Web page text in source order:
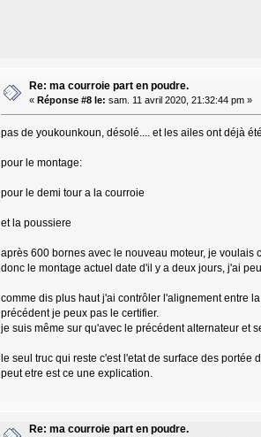
Re: ma courroie part en poudre.
« Réponse #8 le: sam. 11 avril 2020, 21:32:44 pm »
pas de youkounkoun, désolé.... et les ailes ont déjà
pour le montage:
pour le demi tour a la courroie
et la poussiere
après 600 bornes avec le nouveau moteur, je voulais
donc le montage actuel date d'il y a deux jours, j'ai
comme dis plus haut j'ai contrôler l'alignement entre
précédent je peux pas le certifier.
je suis même sur qu'avec le précédent alternateur et
le seul truc qui reste c'est l'etat de surface des
peut etre est ce une explication.
Re: ma courroie part en poudre.